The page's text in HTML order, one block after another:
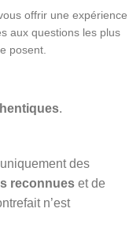
offrir une expérience
aux questions les plus
posent.
.
des
reconnues et de
n’est